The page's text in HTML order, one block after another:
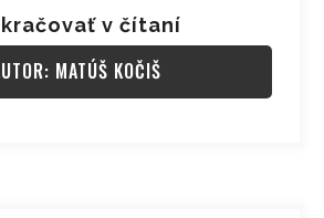
v čítaní
MATÚŠ KOČIŠ